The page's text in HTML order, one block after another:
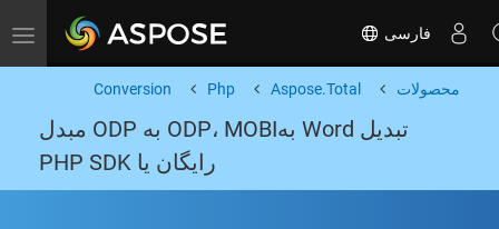
Toggle navigation فارسی
محصولات Aspose.Total
Php
Conversion
تبدیل Word بهODP، MOBI به ODP مبدل
رایگان یا PHP SDK